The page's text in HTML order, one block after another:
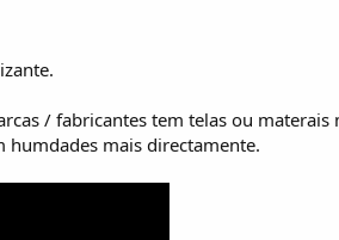
/ fabricantes tem telas ou materais
humdades mais directamente.